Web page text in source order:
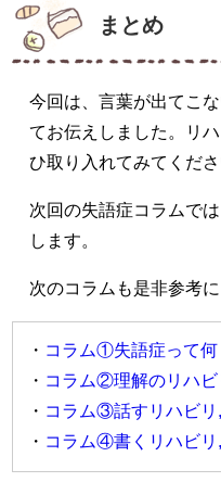
まとめ
今回は、言葉が出てこ
てお伝えしました。リ
ひ取り入れてみてくださ
次回の失語症コラムで
します。
次のコラムも是非参考
・ コラム①失語症って何
・ コラム②理解のリハ
・ コラム③話すリハビ
・ コラム④書くリハビ